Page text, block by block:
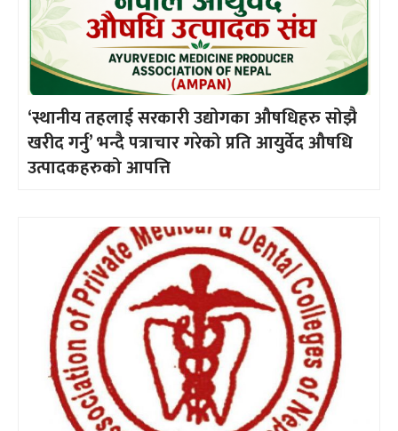
‘स्थानीय तहलाई सरकारी उद्योगका औषधिहरु सोझै
खरीद गर्नु’ भन्दै पत्राचार गरेको प्रति आयुर्वेद औषधि
उत्पादकहरुको आपत्ति